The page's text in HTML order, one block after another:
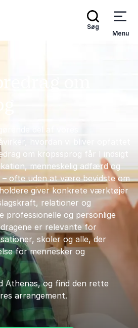
Søg
Menu
om
del af vores
hvordan vi bliver opfattet
om kropssprog får I indsigt
menneskelig adfærd og
– ofte uden at være bevidste om
giver konkrete værktøjer
relationer og
professionelle og personlige
er relevante for
skoler og alle, der
for mennesker og
Athenas, og find den rette
arrangement.